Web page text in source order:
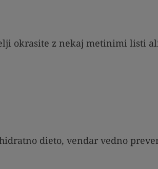
okrasite z nekaj metinimi listi
dieto, vendar vedno